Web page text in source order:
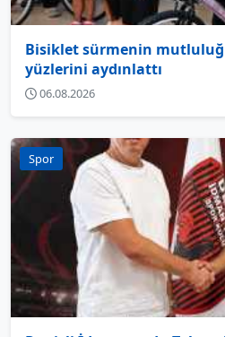
Bisiklet sürmenin
yüzlerini aydınlattı
06.08.2026
Spor